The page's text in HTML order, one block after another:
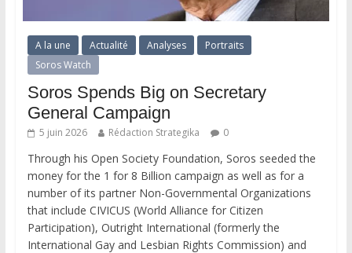
A la une Actualité Analyses
Portraits
Soros Watch
Soros Spends Big on Secretary
General Campaign
5 juin 2026 Rédaction Strategika 0
Through his Open Society Foundation, Soros seeded the
money for the 1 for 8 Billion campaign as well as for a
number of its partner Non-Governmental Organizations
that include CIVICUS (World Alliance for Citizen
Participation), Outright International (formerly the
International Gay and Lesbian Rights Commission) and